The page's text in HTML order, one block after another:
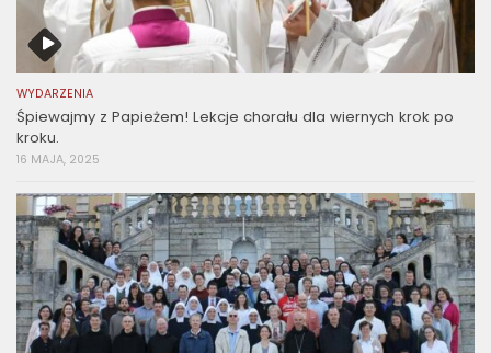
WYDARZENIA
Śpiewajmy z Papieżem! Lekcje chorału dla wiernych krok po
kroku.
16 MAJA, 2025